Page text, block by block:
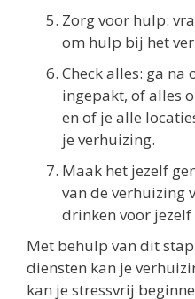
Zorg voor hulp:
om hulp bij het
Check alles: ga
ingepakt, of alles
en of je alle
je verhuizing.
Maak het jezelf
van de verhuizing
drinken voor jezelf
Met behulp van dit
diensten kan je
kan je stressvrij